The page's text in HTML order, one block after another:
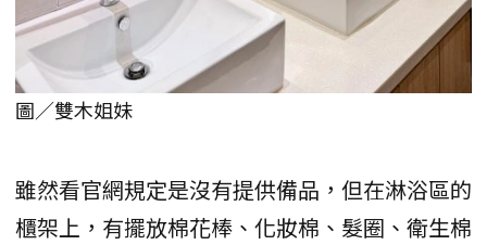
圖／雙木姐妹
雖然看官網規定是沒有提供備品，但在淋浴區的
櫃架上，有擺放棉花棒、化妝棉、髮圈、衛生棉